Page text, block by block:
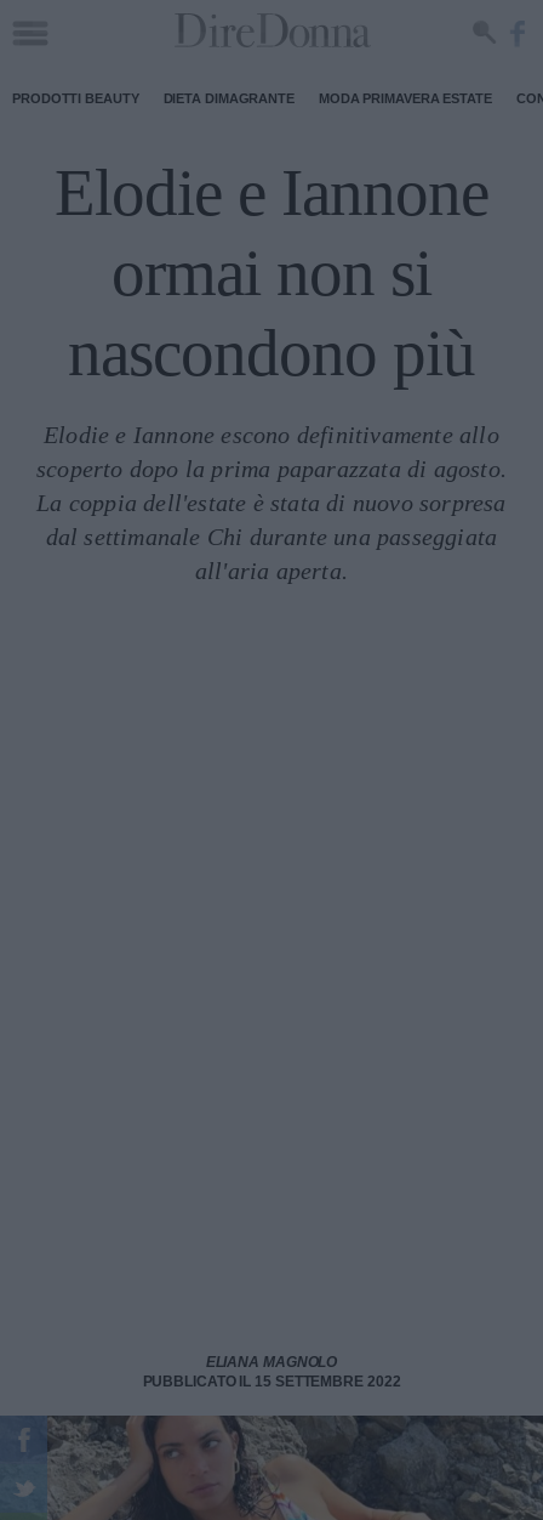
PRODOTTI BEAUTY DIETA DIMAGRANTE MODA PRIMAVERA ESTATE
Elodie e Iannone
ormai non si
nascondono più
Elodie e Iannone escono definitivamente allo
scoperto dopo la prima paparazzata di agosto.
La coppia dell'estate è stata di nuovo sorpresa
dal settimanale Chi durante una passeggiata
all'aria aperta.
ELIANA MAGNOLO
PUBBLICATO IL 15 SETTEMBRE 2022